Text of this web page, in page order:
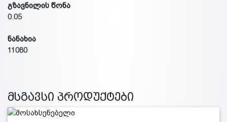
გზავნილის წონა
0.05
ნანახია
11080
მსგავსი პროდუქტები